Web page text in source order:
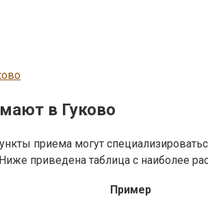
в Гуково
приема могут
приведена таблица с наиболее
Пример